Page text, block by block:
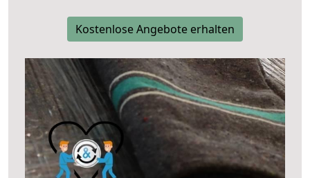
Kostenlose Angebote erhalten